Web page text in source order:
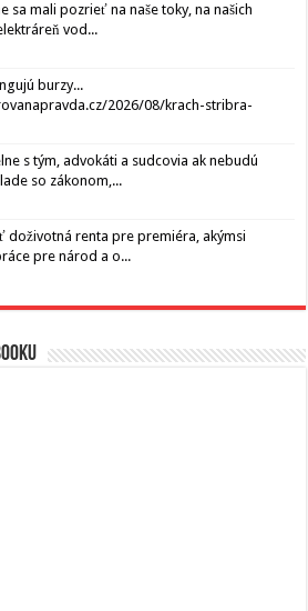
sa mali pozrieť na naše toky, na našich
vod...
burzy...
2026/08/krach-stribra-
s tým, advokáti a sudcovia ak nebudú
so zákonom,...
doživotná renta pre premiéra, akýmsi
pre národ a o...